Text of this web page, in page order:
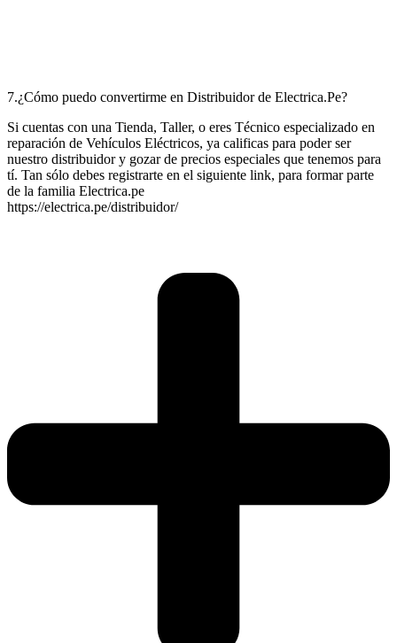
7.¿Cómo puedo convertirme en Distribuidor de Electrica.Pe?
Si cuentas con una Tienda, Taller, o eres Técnico especializado en
reparación de Vehículos Eléctricos, ya calificas para poder ser
nuestro distribuidor y gozar de precios especiales que tenemos para
tí. Tan sólo debes registrarte en el siguiente link, para formar parte
de la familia Electrica.pe
https://electrica.pe/distribuidor/